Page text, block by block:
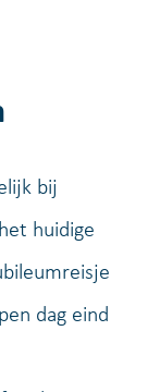
bij
huidige
dag eind